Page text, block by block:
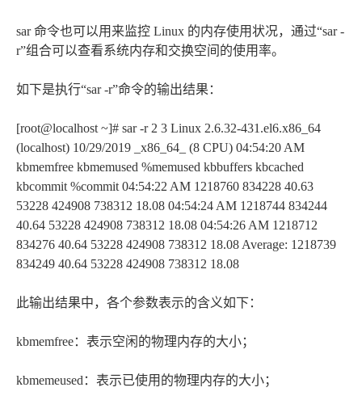
sar 命令也可以用来监控 Linux 的内存使用状况，通过“sar -
r”组合可以查看系统内存和交换空间的使用率。
如下是执行“sar -r”命令的输出结果：
[root@localhost ~]# sar -r 2 3 Linux 2.6.32-431.el6.x86_64
(localhost) 10/29/2019 _x86_64_ (8 CPU) 04:54:20 AM
kbmemfree kbmemused %memused kbbuffers kbcached
kbcommit %commit 04:54:22 AM 1218760 834228 40.63
53228 424908 738312 18.08 04:54:24 AM 1218744 834244
40.64 53228 424908 738312 18.08 04:54:26 AM 1218712
834276 40.64 53228 424908 738312 18.08 Average: 1218739
834249 40.64 53228 424908 738312 18.08
此输出结果中，各个参数表示的含义如下：
kbmemfree：表示空闲的物理内存的大小；
kbmemeused：表示已使用的物理内存的大小；